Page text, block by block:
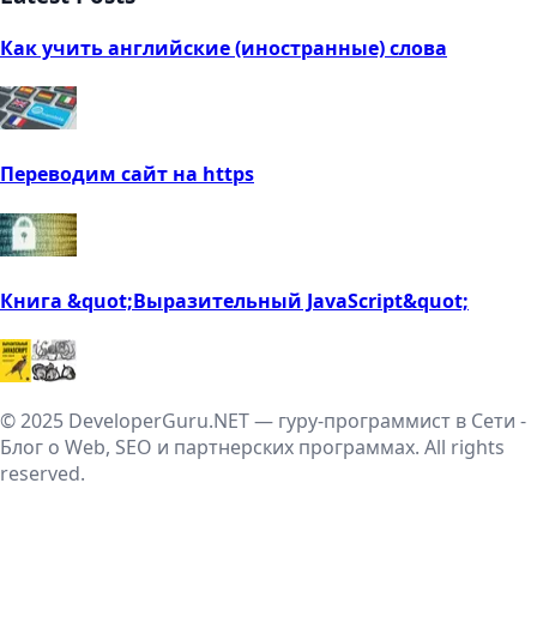
Как учить английские (иностранные) слова
Переводим сайт на https
Книга &quot;Выразительный JavaScript&quot;
© 2025 DeveloperGuru.NET — гуру-программист в Сети -
Блог о Web, SEO и партнерских программах. All rights
reserved.